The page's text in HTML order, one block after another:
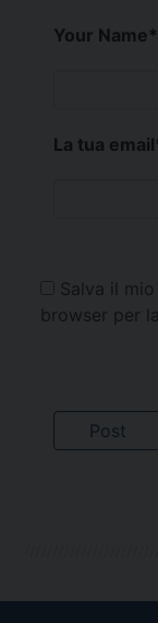
Your Name*
La tua email
Salva il
browser per